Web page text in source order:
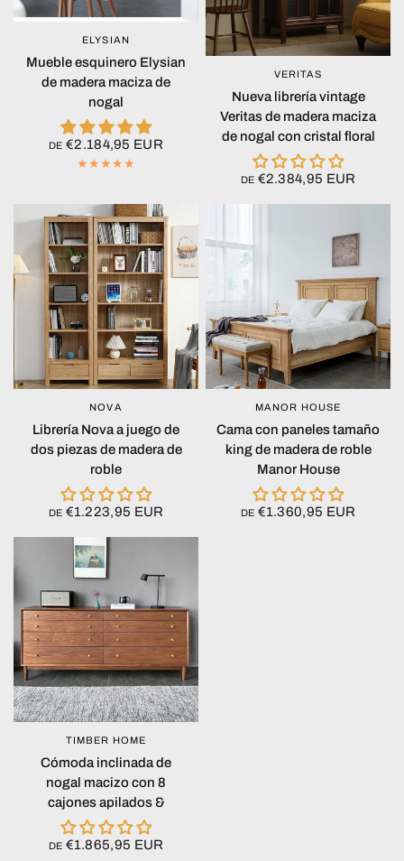
VISTA RÁPIDA
ELYSIAN
Mueble esquinero Elysian
de madera maciza de
nogal
DE €2.184,95 EUR
VISTA RÁPIDA
VERITAS
Nueva librería vintage
Veritas de madera maciza
de nogal con cristal floral
DE €2.384,95 EUR
VISTA RÁPIDA
NOVA
Librería Nova a juego de
dos piezas de madera de
roble
DE €1.223,95 EUR
VISTA RÁPIDA
MANOR HOUSE
Cama con paneles tamaño
king de madera de roble
Manor House
DE €1.360,95 EUR
VISTA RÁPIDA
TIMBER HOME
Cómoda inclinada de
nogal macizo con 8
cajones apilados &
DE €1.865,95 EUR